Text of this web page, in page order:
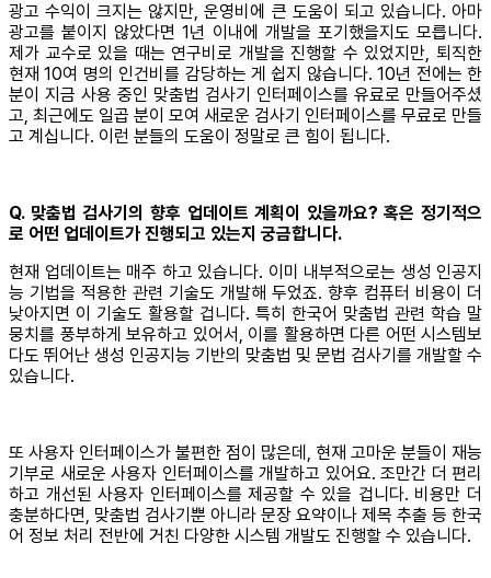
광고 수익이 크지는 않지만, 운영비에 큰 도움이 되고 있습니다. 아마
광고를 붙이지 않았다면 1년 이내에 개발을 포기했을지도 모릅니다.
제가 교수로 있을 때는 연구비로 개발을 진행할 수 있었지만, 퇴직한
현재 10여 명의 인건비를 감당하는 게 쉽지 않습니다. 10년 전에는 한
분이 지금 사용 중인 맞춤법 검사기 인터페이스를 유료로 만들어주셨
고, 최근에도 일곱 분이 모여 새로운 검사기 인터페이스를 무료로 만들
고 계십니다. 이런 분들의 도움이 정말로 큰 힘이 됩니다.
Q. 맞춤법 검사기의 향후 업데이트 계획이 있을까요? 혹은 정기적으
로 어떤 업데이트가 진행되고 있는지 궁금합니다.
현재 업데이트는 매주 하고 있습니다. 이미 내부적으로는 생성 인공지
능 기법을 적용한 관련 기술도 개발해 두었죠. 향후 컴퓨터 비용이 더
낮아지면 이 기술도 활용할 겁니다. 특히 한국어 맞춤법 관련 학습 말
뭉치를 풍부하게 보유하고 있어서, 이를 활용하면 다른 어떤 시스템보
다도 뛰어난 생성 인공지능 기반의 맞춤법 및 문법 검사기를 개발할 수
있습니다.
또 사용자 인터페이스가 불편한 점이 많은데, 현재 고마운 분들이 재능
기부로 새로운 사용자 인터페이스를 개발하고 있어요. 조만간 더 편리
하고 개선된 사용자 인터페이스를 제공할 수 있을 겁니다. 비용만 더
충분하다면, 맞춤법 검사기뿐 아니라 문장 요약이나 제목 추출 등 한국
어 정보 처리 전반에 거친 다양한 시스템 개발도 진행할 수 있습니다.